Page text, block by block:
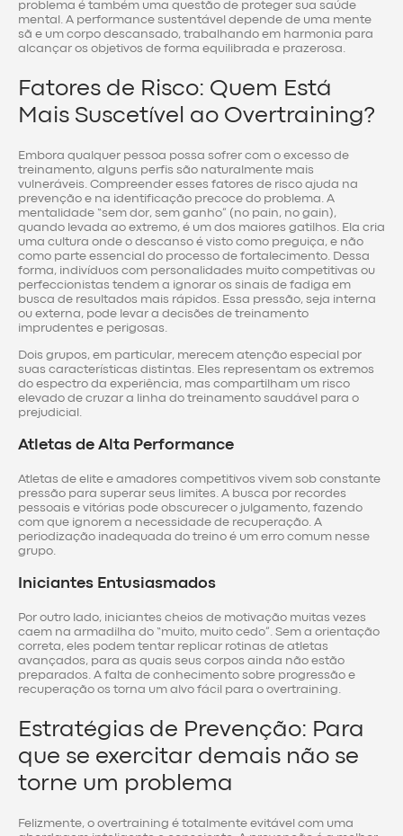
problema é também uma questão de proteger sua saúde
mental. A performance sustentável depende de uma mente
sã e um corpo descansado, trabalhando em harmonia para
alcançar os objetivos de forma equilibrada e prazerosa.
Fatores de Risco: Quem Está
Mais Suscetível ao Overtraining?
Embora qualquer pessoa possa sofrer com o excesso de
treinamento, alguns perfis são naturalmente mais
vulneráveis. Compreender esses fatores de risco ajuda na
prevenção e na identificação precoce do problema. A
mentalidade “sem dor, sem ganho” (no pain, no gain),
quando levada ao extremo, é um dos maiores gatilhos. Ela cria
uma cultura onde o descanso é visto como preguiça, e não
como parte essencial do processo de fortalecimento. Dessa
forma, indivíduos com personalidades muito competitivas ou
perfeccionistas tendem a ignorar os sinais de fadiga em
busca de resultados mais rápidos. Essa pressão, seja interna
ou externa, pode levar a decisões de treinamento
imprudentes e perigosas.
Dois grupos, em particular, merecem atenção especial por
suas características distintas. Eles representam os extremos
do espectro da experiência, mas compartilham um risco
elevado de cruzar a linha do treinamento saudável para o
prejudicial.
Atletas de Alta Performance
Atletas de elite e amadores competitivos vivem sob constante
pressão para superar seus limites. A busca por recordes
pessoais e vitórias pode obscurecer o julgamento, fazendo
com que ignorem a necessidade de recuperação. A
periodização inadequada do treino é um erro comum nesse
grupo.
Iniciantes Entusiasmados
Por outro lado, iniciantes cheios de motivação muitas vezes
caem na armadilha do “muito, muito cedo”. Sem a orientação
correta, eles podem tentar replicar rotinas de atletas
avançados, para as quais seus corpos ainda não estão
preparados. A falta de conhecimento sobre progressão e
recuperação os torna um alvo fácil para o overtraining.
Estratégias de Prevenção: Para
que se exercitar demais não se
torne um problema
Felizmente, o overtraining é totalmente evitável com uma